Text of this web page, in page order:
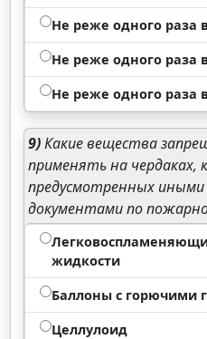
Не реже одного раза
Не реже одного раза
Не реже одного раза
9)Какие вещества
применять на чердаках,
предусмотренных
документами по
жидкости
Баллоны с горючими
Целлулоид